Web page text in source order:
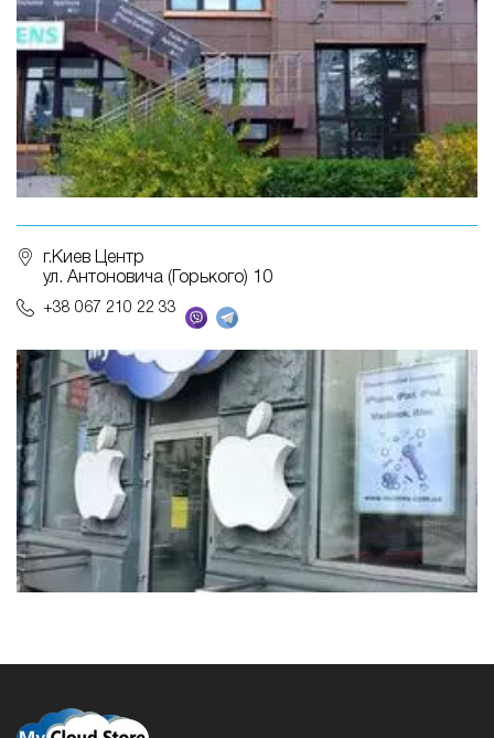
г.Киев Центр
ул. Антоновича (Горького) 10
+38 067 210 22 33